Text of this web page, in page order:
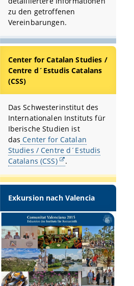
zu den getroffenen
Vereinbarungen.
Center for Catalan Studies /
Centre d´Estudis Catalans
(CSS)
Das Schwesterinstitut des
Internationalen Instituts für
Iberische Studien ist
das Center for Catalan
Studies / Centre d´Estudis
Catalans (CSS)
.
Exkursion nach Valencia